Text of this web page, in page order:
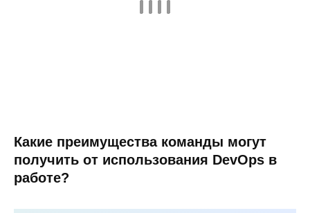
Какие преимущества команды могут
получить от использования DevOps в
работе?